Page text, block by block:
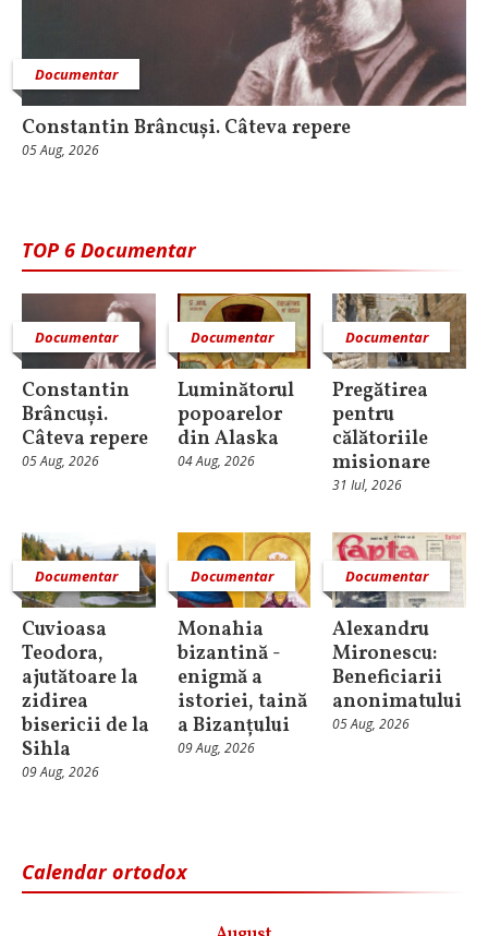
Documentar
Constantin Brâncuși. Câteva repere
05 Aug, 2026
TOP 6 Documentar
Documentar
Constantin
Brâncuși.
Câteva repere
05 Aug, 2026
Documentar
Luminătorul
popoarelor
din Alaska
04 Aug, 2026
Documentar
Pregătirea
pentru
călătoriile
misionare
31 Iul, 2026
Documentar
Cuvioasa
Teodora,
ajutătoare la
zidirea
bisericii de la
Sihla
09 Aug, 2026
Documentar
Monahia
bizantină -
enigmă a
istoriei, taină
a Bizanțului
09 Aug, 2026
Documentar
Alexandru
Mironescu:
Beneficiarii
anonimatului
05 Aug, 2026
Calendar ortodox